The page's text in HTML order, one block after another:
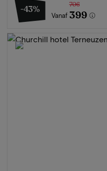
-43%
Vanaf
706
399